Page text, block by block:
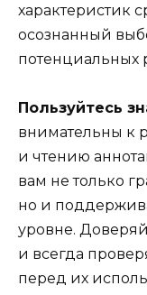
характеристик
осознанный
потенциальных
Пользуйтесь
внимательны к
и чтению
вам не только
но и
уровне.
и всегда
перед их